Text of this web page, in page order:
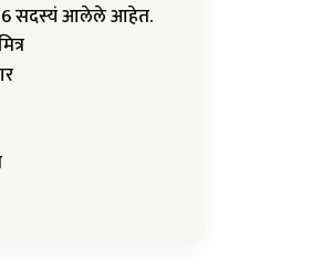
6 सदस्यं आलेले आहेत.